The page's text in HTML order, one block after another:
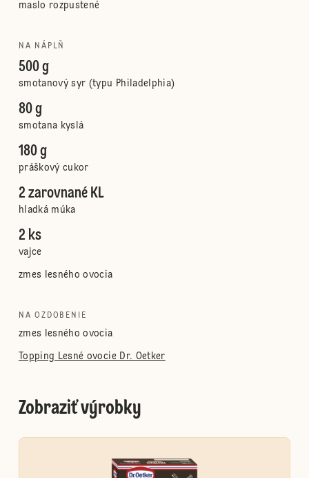
maslo rozpustené
NA NÁPLŇ
500 g
smotanový syr (typu Philadelphia)
80 g
smotana kyslá
180 g
práškový cukor
2 zarovnané KL
hladká múka
2 ks
vajce
zmes lesného ovocia
NA OZDOBENIE
zmes lesného ovocia
Topping Lesné ovocie Dr. Oetker
Zobraziť výrobky